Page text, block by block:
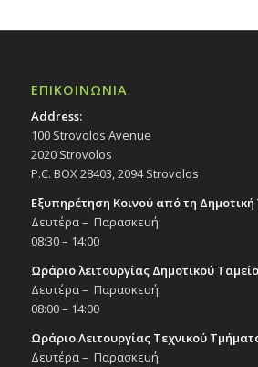
ΕΠΙΚΟΙΝΩΝΙΑ
Address:
100 Strovolos Avenue
2020 Strovolos
P.C. BOX 28403, 2094 Strovolos
Εξυπηρέτηση Κοινού από τη
Δευτέρα – Παρασκευή:
08:30 – 14:00
Ωράριο λειτουργίας Δημοτικού
Δευτέρα – Παρασκευή:
08:00 – 14:00
Ωράριο Λειτουργίας Τεχνικού
Δευτέρα – Παρασκευή: